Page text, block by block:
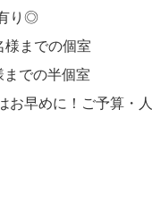
り◎
様までの個室
までの半個室
お早めに！ご予算・